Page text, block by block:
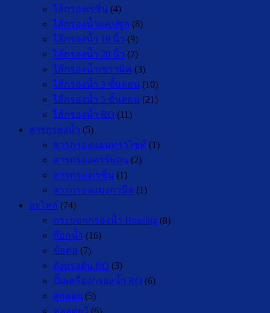
ไส้กรองเรซิ่น (4)
ไส้กรองน้ำแคปซูล (8)
ไส้กรองน้ำ 10 นิ้ว (9)
ไส้กรองน้ำ 20 นิ้ว (7)
ไส้กรองน้ำเซรามิค (3)
ไส้กรองน้ำ 3 ขั้นตอน (10)
ไส้กรองน้ำ 5 ขั้นตอน (21)
ไส้กรองน้ำ RO (11)
สารกรองน้ำ (5)
สารกรองแอนทราไซท์ (1)
สารกรองคาร์บอน (2)
สารกรองเรซิ่น (1)
สารกรองแมงกานีส (1)
อะไหล่ (74)
กระบอกกรองน้ำ Housing (8)
ก๊อกน้ำ (16)
ข้อต่อ (7)
ถังแรงดัน RO (3)
ปั๊มเครื่องกรองน้ำ RO (6)
ลูกลอย (5)